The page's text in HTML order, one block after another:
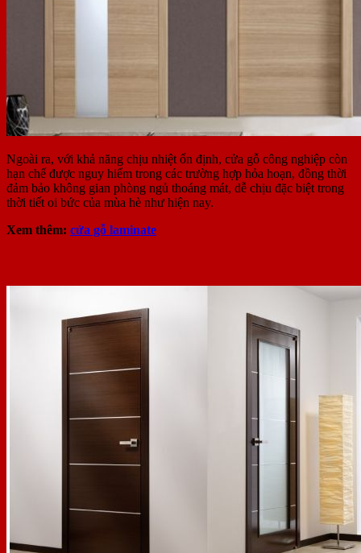
Ngoài ra, với khả năng chịu nhiệt ổn định, cửa gỗ công nghiệp còn
hạn chế được nguy hiểm trong các trường hợp hỏa hoạn, đồng thời
đảm bảo không gian phòng ngủ thoáng mát, dễ chịu đặc biệt trong
thời tiết oi bức của mùa hè như hiện nay.
Xem thêm: cửa gỗ laminate